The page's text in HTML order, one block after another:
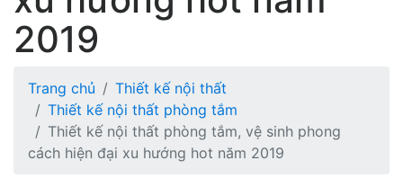
2019
Trang chủ
Thiết kế nội thất
Thiết kế nội thất phòng tắm
Thiết kế nội thất phòng tắm, vệ sinh phong
cách hiện đại xu hướng hot năm 2019